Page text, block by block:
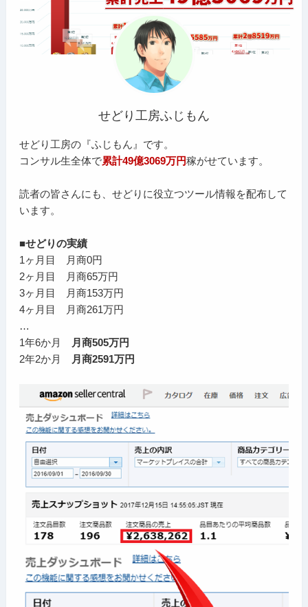
せどり工房ふじもん
せどり工房の『ふじもん』です。
コンサル生全体で累計49億3069万円稼がせています。
読者の皆さんにも、せどりに役立つツール情報を配布して
います。
■せどりの実績
1ヶ月目 月商0円
2ヶ月目 月商65万円
3ヶ月目 月商153万円
4ヶ月目 月商261万円
…
1年6か月
月商505万円
2年2か月
月商2591万円